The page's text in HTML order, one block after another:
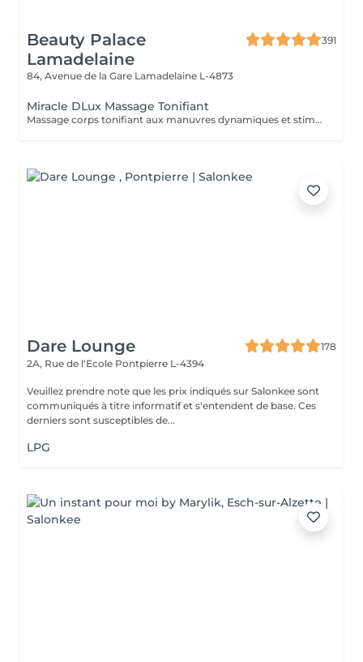
Beauty Palace
Lamadelaine
391
84, Avenue de la Gare Lamadelaine L-4873
Miracle DLux Massage Tonifiant
Massage corps tonifiant aux manuvres dynamiques et stimulantes, conçu pour raffermir, relancer la circulation et redonner de l'énergie au corps. Un soin effet miracle qui laisse la peau tonifiée, le corps léger et revitalisé.
Dare Lounge
178
2A, Rue de l'Ecole Pontpierre L-4394
Veuillez prendre note que les prix indiqués sur Salonkee sont
communiqués à titre informatif et s'entendent de base. Ces
derniers sont susceptibles de...
LPG